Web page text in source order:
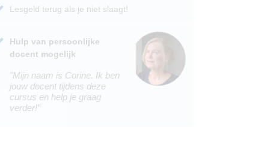
Lesgeld terug als je niet slaagt!
Hulp van persoonlijke
docent mogelijk
"Mijn naam is Corine. Ik ben
jouw docent tijdens deze
cursus en help je graag
verder!”